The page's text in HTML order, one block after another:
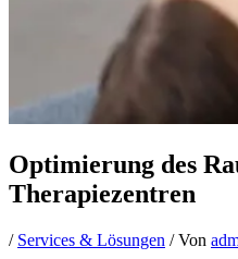
Optimierung des
Therapiezentren
/ Services & Lösungen / Von